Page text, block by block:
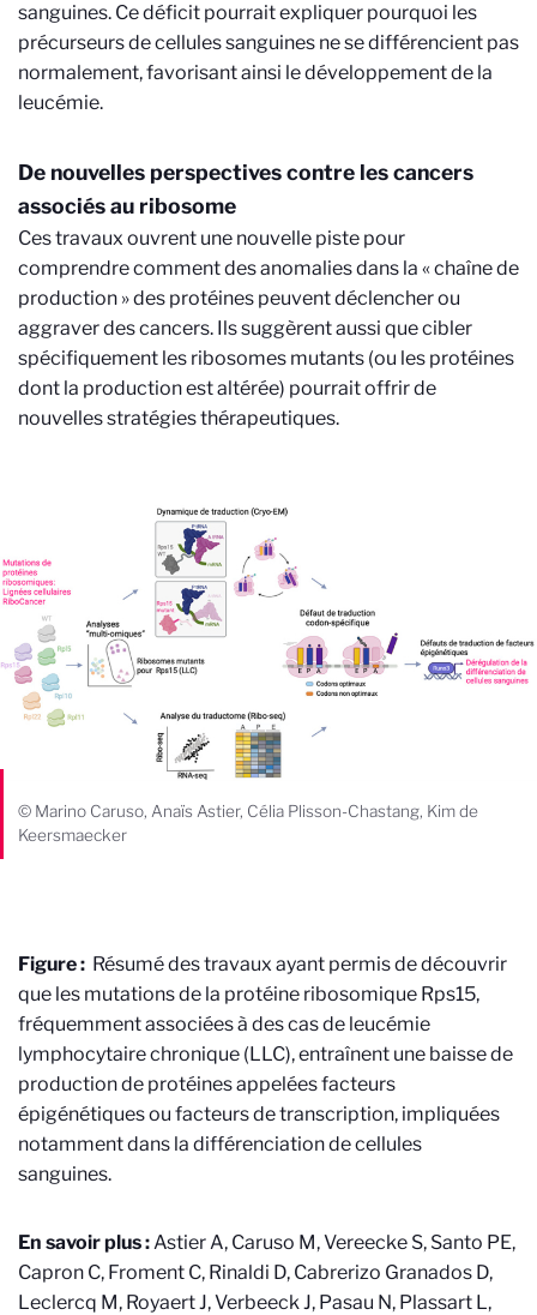
sanguines. Ce déficit pourrait expliquer pourquoi les
précurseurs de cellules sanguines ne se différencient pas
normalement, favorisant ainsi le développement de la
leucémie.
De nouvelles perspectives contre les cancers
associés au ribosome
Ces travaux ouvrent une nouvelle piste pour
comprendre comment des anomalies dans la « chaîne de
production » des protéines peuvent déclencher ou
aggraver des cancers. Ils suggèrent aussi que cibler
spécifiquement les ribosomes mutants (ou les protéines
dont la production est altérée) pourrait offrir de
nouvelles stratégies thérapeutiques.
© Marino Caruso, Anaïs Astier, Célia Plisson-Chastang, Kim de
Keersmaecker
Figure : Résumé des travaux ayant permis de découvrir
que les mutations de la protéine ribosomique Rps15,
fréquemment associées à des cas de leucémie
lymphocytaire chronique (LLC), entraînent une baisse de
production de protéines appelées facteurs
épigénétiques ou facteurs de transcription, impliquées
notamment dans la différenciation de cellules
sanguines.
En savoir plus : Astier A, Caruso M, Vereecke S, Santo PE,
Capron C, Froment C, Rinaldi D, Cabrerizo Granados D,
Leclercq M, Royaert J, Verbeeck J, Pasau N, Plassart L,